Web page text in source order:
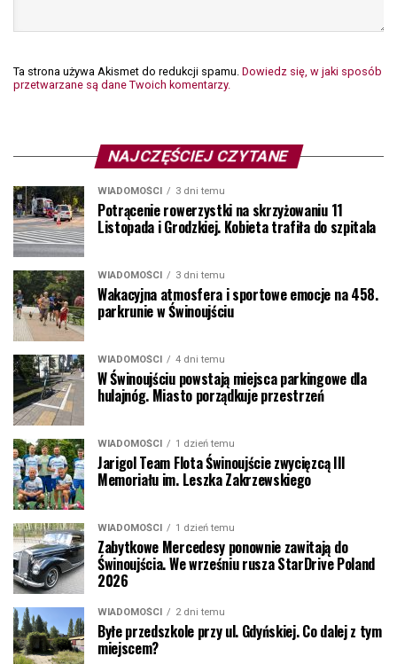
Ta strona używa Akismet do redukcji spamu. Dowiedz się, w jaki sposób
przetwarzane są dane Twoich komentarzy.
NAJCZĘŚCIEJ CZYTANE
WIADOMOŚCI 3 dni temu
Potrącenie rowerzystki na skrzyżowaniu 11
Listopada i Grodzkiej. Kobieta trafiła do szpitala
WIADOMOŚCI 3 dni temu
Wakacyjna atmosfera i sportowe emocje na 458.
parkrunie w Świnoujściu
WIADOMOŚCI 4 dni temu
W Świnoujściu powstają miejsca parkingowe dla
hulajnóg. Miasto porządkuje przestrzeń
WIADOMOŚCI 1 dzień temu
Jarigol Team Flota Świnoujście zwycięzcą III
Memoriału im. Leszka Zakrzewskiego
WIADOMOŚCI 1 dzień temu
Zabytkowe Mercedesy ponownie zawitają do
Świnoujścia. We wrześniu rusza StarDrive Poland
2026
WIADOMOŚCI 2 dni temu
Byłe przedszkole przy ul. Gdyńskiej. Co dalej z tym
miejscem?